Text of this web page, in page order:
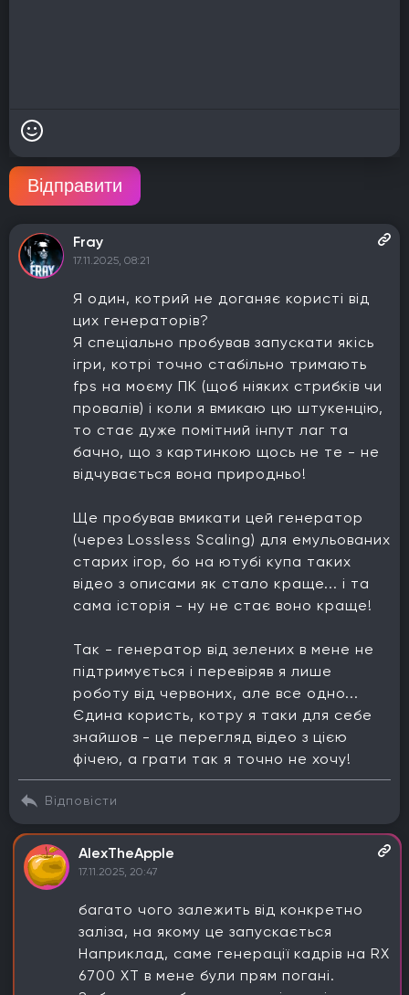
Відправити
Fray
17.11.2025, 08:21
Я один, котрий не доганяє користі від
цих генераторів?
Я спеціально пробував запускати якісь
ігри, котрі точно стабільно тримають
fps на моєму ПК (щоб ніяких стрибків чи
провалів) і коли я вмикаю цю штукенцію,
то стає дуже помітний інпут лаг та
бачно, що з картинкою щось не те - не
відчувається вона природньо!
Ще пробував вмикати цей генератор
(через Lossless Scaling) для емульованих
старих ігор, бо на ютубі купа таких
відео з описами як стало краще... і та
сама історія - ну не стає воно краще!
Так - генератор від зелених в мене не
підтримується і перевіряв я лише
роботу від червоних, але все одно...
Єдина користь, котру я таки для себе
знайшов - це перегляд відео з цією
фічею, а грати так я точно не хочу!
Відповісти
AlexTheApple
17.11.2025, 20:47
багато чого залежить від конкретно
заліза, на якому це запускається
Наприклад, саме генерації кадрів на RX
6700 XT в мене були прям погані.